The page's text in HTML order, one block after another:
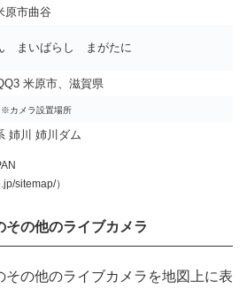
原市曲谷
まいばらし まがたに
米原市、滋賀県
※カメラ設置場所
姉川 姉川ダム
sitemap/）
の他のライブカメラ
その他のライブカメラを地図上に表